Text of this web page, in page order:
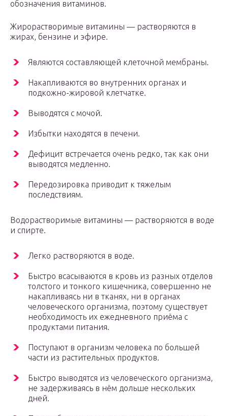
обозначения витаминов.
Жирорастворимые витамины — растворяются в
жирах, бензине и эфире.
Являются составляющей клеточной мембраны.
Накапливаются во внутренних органах и
подкожно-жировой клетчатке.
Выводятся с мочой.
Избытки находятся в печени.
Дефицит встречается очень редко, так как они
выводятся медленно.
Передозировка приводит к тяжелым
последствиям.
Водорастворимые витамины — растворяются в воде
и спирте.
Легко растворяются в воде.
Быстро всасываются в кровь из разных отделов
толстого и тонкого кишечника, совершенно не
накапливаясь ни в тканях, ни в органах
человеческого организма, поэтому существует
необходимость их ежедневного приёма с
продуктами питания.
Поступают в организм человека по большей
части из растительных продуктов.
Быстро выводятся из человеческого организма,
не задерживаясь в нём дольше нескольких
дней.